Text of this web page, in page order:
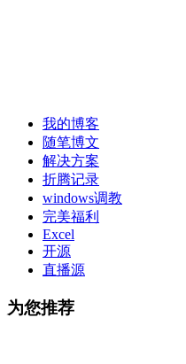
我的博客
随笔博文
解决方案
折腾记录
windows调教
完美福利
Excel
开源
直播源
为您推荐